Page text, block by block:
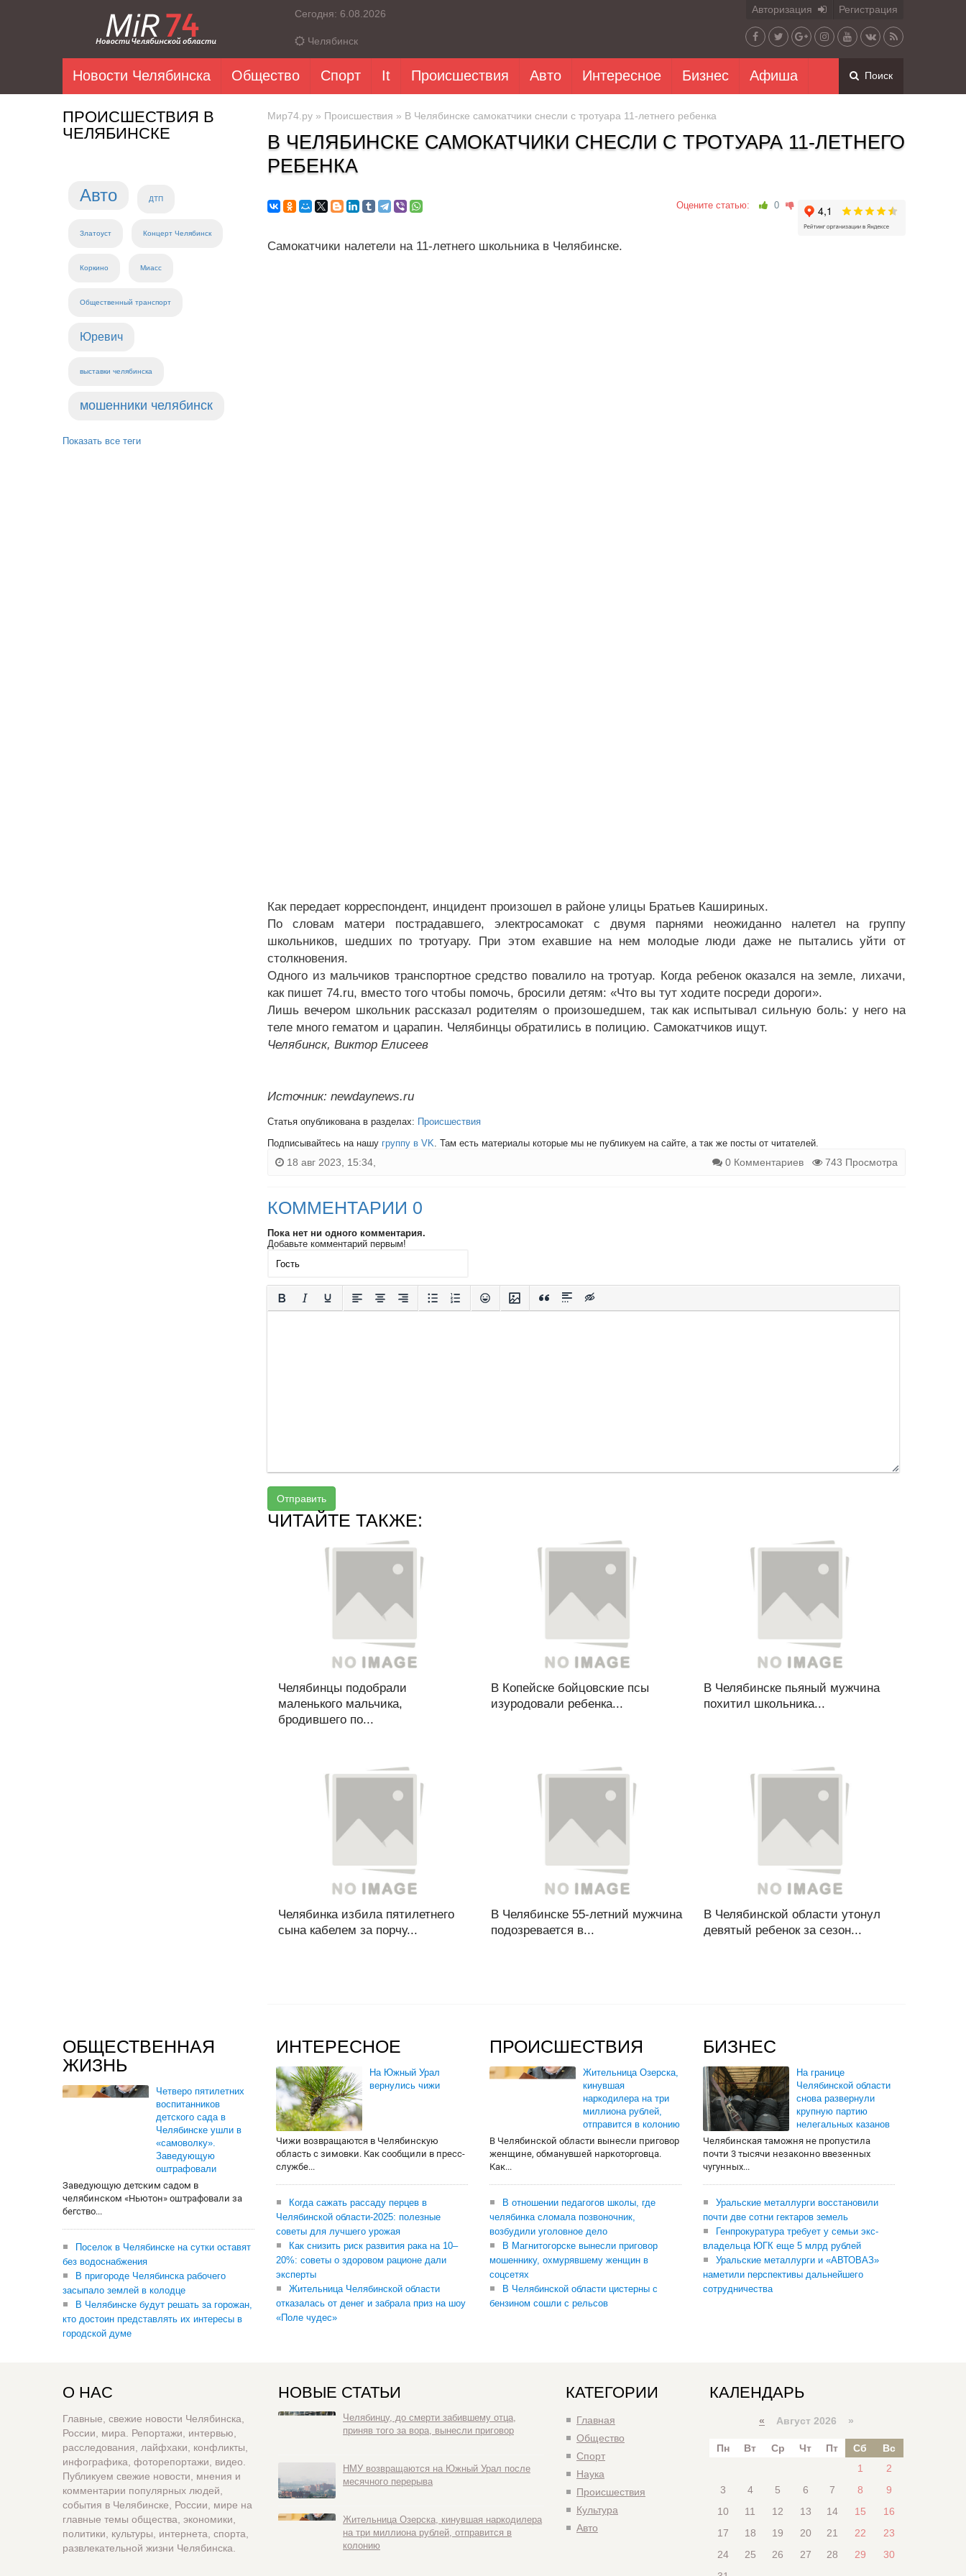
Сегодня: 6.08.2026
Челябинск
Авторизация Регистрация
Новости Челябинска Общество Спорт It Происшествия Авто Интересное Бизнес Афиша Поиск
ПРОИСШЕСТВИЯ В
ЧЕЛЯБИНСКЕ
Авто ДТП
Златоуст Концерт Челябинск
Коркино Миасс
Общественный транспорт
Юревич
выставки челябинска
мошенники челябинск
Показать все теги
Мир74.ру » Происшествия » В Челябинске самокатчики снесли с тротуара 11-летнего ребенка
В ЧЕЛЯБИНСКЕ САМОКАТЧИКИ СНЕСЛИ С ТРОТУАРА 11-ЛЕТНЕГО
РЕБЕНКА
Оцените статью: 0
Самокатчики налетели на 11-летнего школьника в Челябинске.
Как передает корреспондент, инцидент произошел в районе улицы Братьев Кашириных.
По словам матери пострадавшего, электросамокат с двумя парнями неожиданно налетел на группу
школьников, шедших по тротуару. При этом ехавшие на нем молодые люди даже не пытались уйти от
столкновения.
Одного из мальчиков транспортное средство повалило на тротуар. Когда ребенок оказался на земле, лихачи,
как пишет 74.ru, вместо того чтобы помочь, бросили детям: «Что вы тут ходите посреди дороги».
Лишь вечером школьник рассказал родителям о произошедшем, так как испытывал сильную боль: у него на
теле много гематом и царапин. Челябинцы обратились в полицию. Самокатчиков ищут.
Челябинск, Виктор Елисеев
Источник: newdaynews.ru
Статья опубликована в разделах: Происшествия
Подписывайтесь на нашу группу в VK. Там есть материалы которые мы не публикуем на сайте, а так же посты от читателей.
18 авг 2023, 15:34, 0 Комментариев 743 Просмотра
КОММЕНТАРИИ 0
Пока нет ни одного комментария.
Добавьте комментарий первым!
Отправить
ЧИТАЙТЕ ТАКЖЕ:
Челябинцы подобрали
маленького мальчика,
бродившего по...
В Копейске бойцовские псы
изуродовали ребенка...
В Челябинске пьяный мужчина
похитил школьника...
Челябинка избила пятилетнего
сына кабелем за порчу...
В Челябинске 55-летний мужчина
подозревается в...
В Челябинской области утонул
девятый ребенок за сезон...
ОБЩЕСТВЕННАЯ
ЖИЗНЬ
Четверо пятилетних
воспитанников
детского сада в
Челябинске ушли в
«самоволку».
Заведующую
оштрафовали
Заведующую детским садом в
челябинском «Ньютон» оштрафовали за
бегство...
Поселок в Челябинске на сутки оставят
без водоснабжения
В пригороде Челябинска рабочего
засыпало землей в колодце
В Челябинске будут решать за горожан,
кто достоин представлять их интересы в
городской думе
ИНТЕРЕСНОЕ
На Южный Урал
вернулись чижи
Чижи возвращаются в Челябинскую
область с зимовки. Как сообщили в пресс-
службе...
Когда сажать рассаду перцев в
Челябинской области-2025: полезные
советы для лучшего урожая
Как снизить риск развития рака на 10–
20%: советы о здоровом рационе дали
эксперты
Жительница Челябинской области
отказалась от денег и забрала приз на шоу
«Поле чудес»
ПРОИСШЕСТВИЯ
Жительница Озерска,
кинувшая
наркодилера на три
миллиона рублей,
отправится в колонию
В Челябинской области вынесли приговор
женщине, обманувшей наркоторговца.
Как...
В отношении педагогов школы, где
челябинка сломала позвоночник,
возбудили уголовное дело
В Магнитогорске вынесли приговор
мошеннику, охмурявшему женщин в
соцсетях
В Челябинской области цистерны с
бензином сошли с рельсов
БИЗНЕС
На границе
Челябинской области
снова развернули
крупную партию
нелегальных казанов
Челябинская таможня не пропустила
почти 3 тысячи незаконно ввезенных
чугунных...
Уральские металлурги восстановили
почти две сотни гектаров земель
Генпрокуратура требует у семьи экс-
владельца ЮГК еще 5 млрд рублей
Уральские металлурги и «АВТОВАЗ»
наметили перспективы дальнейшего
сотрудничества
О НАС
Главные, свежие новости Челябинска,
России, мира. Репортажи, интервью,
расследования, лайфхаки, конфликты,
инфографика, фоторепортажи, видео.
Публикуем свежие новости, мнения и
комментарии популярных людей,
события в Челябинске, России, мире на
главные темы общества, экономики,
политики, культуры, интернета, спорта,
развлекательной жизни Челябинска.
НОВЫЕ СТАТЬИ
Челябинцу, до смерти забившему отца,
приняв того за вора, вынесли приговор
НМУ возвращаются на Южный Урал после
месячного перерыва
Жительница Озерска, кинувшая наркодилера
на три миллиона рублей, отправится в
колонию
КАТЕГОРИИ
Главная
Общество
Спорт
Наука
Происшествия
Культура
Авто
КАЛЕНДАРЬ
« Август 2026 »
Пн Вт Ср Чт Пт Сб
Вс
1
2
3
4 5 6 7 8
9
10
11 12 13 14 15
16
17
18 19 20 21 22
23
24
25 26 27 28 29
30